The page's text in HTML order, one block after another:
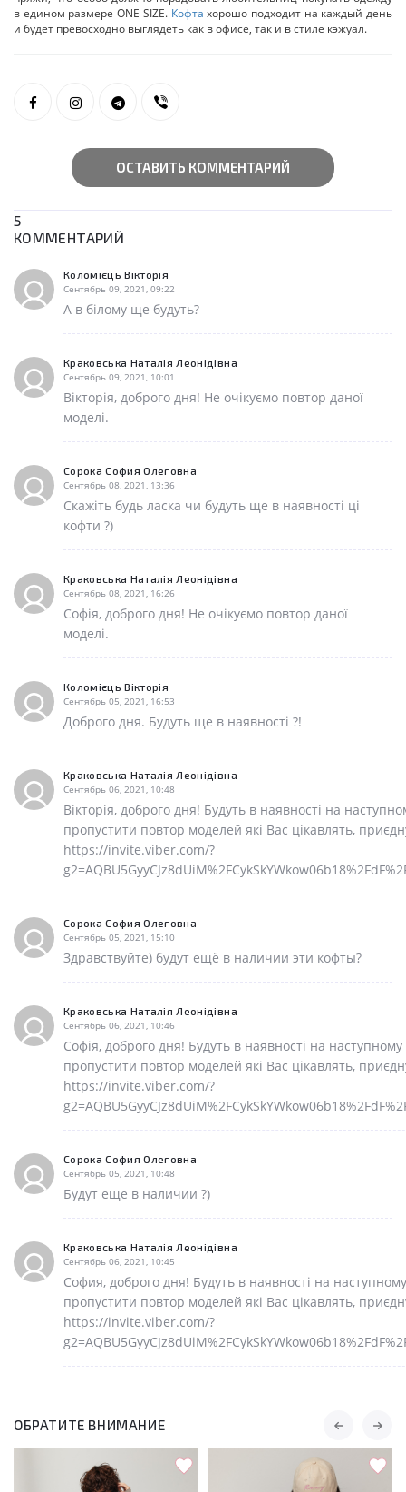
в едином размере ONE SIZE. Кофта хорошо подходит на каждый день
и будет превосходно выглядеть как в офисе, так и в стиле кэжуал.
ОСТАВИТЬ КОММЕНТАРИЙ
5
КОММЕНТАРИЙ
Коломієць Вікторія
Сентябрь 09, 2021, 09:22
А в білому ще будуть?
Краковська Наталія Леонідівна
Сентябрь 09, 2021, 10:01
Вікторія, доброго дня! Не очікуємо повтор даної
моделі.
Сорока София Олеговна
Сентябрь 08, 2021, 13:36
Скажіть будь ласка чи будуть ще в наявності ці
кофти ?)
Краковська Наталія Леонідівна
Сентябрь 08, 2021, 16:26
Софія, доброго дня! Не очікуємо повтор даної
моделі.
Коломієць Вікторія
Сентябрь 05, 2021, 16:53
Доброго дня. Будуть ще в наявності ?!
Краковська Наталія Леонідівна
Сентябрь 06, 2021, 10:48
Вікторія, доброго дня! Будуть в наявності на
пропустити повтор моделей які Вас цікавлять,
https://invite.viber.com/?
Сорока София Олеговна
Сентябрь 05, 2021, 15:10
Здравствуйте) будут ещё в наличии эти кофты?
Краковська Наталія Леонідівна
Сентябрь 06, 2021, 10:46
Софія, доброго дня! Будуть в наявності на
пропустити повтор моделей які Вас цікавлять,
https://invite.viber.com/?
Сорока София Олеговна
Сентябрь 05, 2021, 10:48
Будут еще в наличии ?)
Краковська Наталія Леонідівна
Сентябрь 06, 2021, 10:45
София, доброго дня! Будуть в наявності на
пропустити повтор моделей які Вас цікавлять,
https://invite.viber.com/?
ОБРАТИТЕ ВНИМАНИЕ